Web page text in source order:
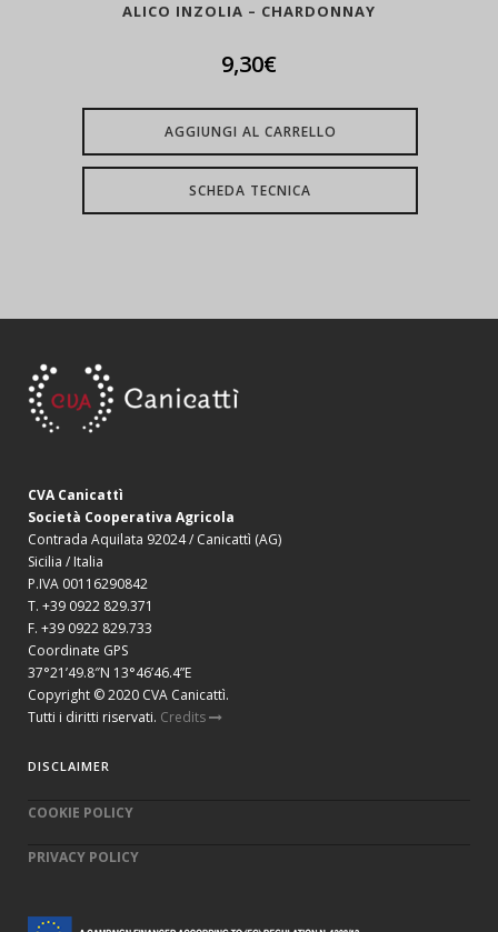
ALICO INZOLIA – CHARDONNAY
9,30€
AGGIUNGI AL CARRELLO
SCHEDA TECNICA
CVA Canicattì
Società Cooperativa Agricola
Contrada Aquilata 92024 / Canicattì (AG)
Sicilia / Italia
P.IVA 00116290842
T. +39 0922 829.371
F. +39 0922 829.733
Coordinate GPS
37°21’49.8″N 13°46’46.4”E
Copyright © 2020 CVA Canicattì.
Tutti i diritti riservati. Credits
DISCLAIMER
COOKIE POLICY
PRIVACY POLICY